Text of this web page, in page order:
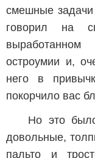
смешные
говорил на
остроумии и,
него в
покорчило вас
Но это
довольные,
пальто и